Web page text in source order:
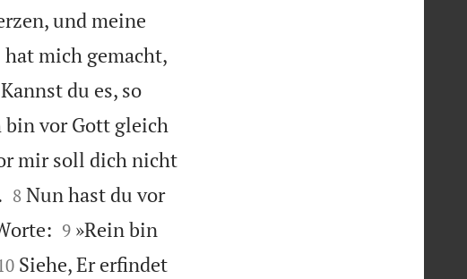
und meine
mich gemacht,
Kannst du es, so
bin vor Gott gleich
mir soll dich nicht

8 Nun hast du vor

9 »Rein bin
Siehe, Er erfindet